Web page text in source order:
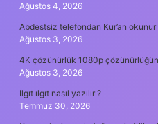
Ağustos 4, 2026
Abdestsiz telefondan Kur’an okunur
Ağustos 3, 2026
4K çözünürlük 1080p
Ağustos 3, 2026
Ilgıt ılgıt nasıl yazılır ?
Temmuz 30, 2026